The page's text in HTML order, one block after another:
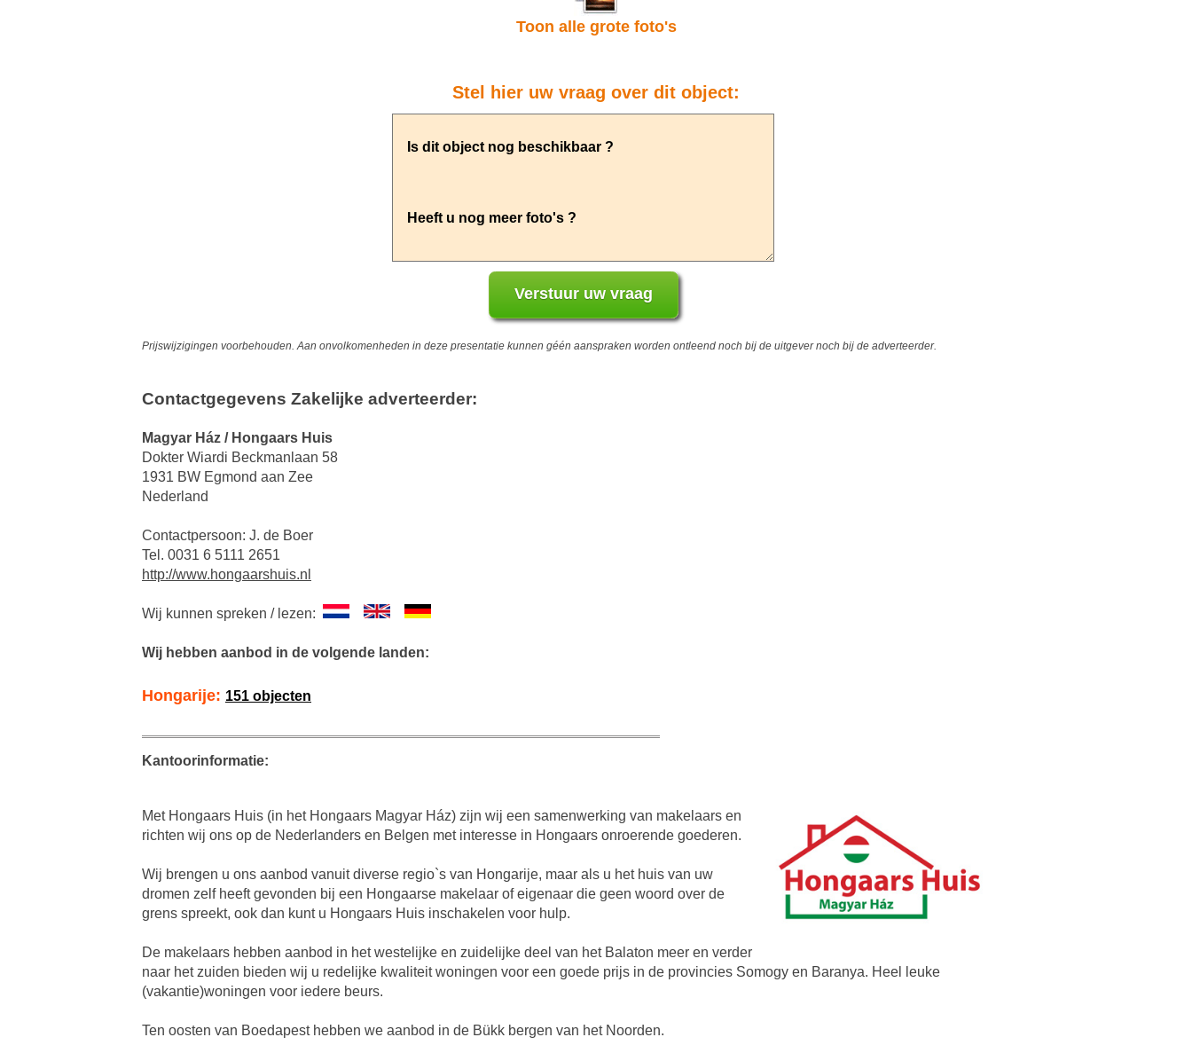
Toon alle grote foto's
Stel hier uw vraag over dit object:
Prijswijzigingen voorbehouden. Aan onvolkomenheden in deze presentatie kunnen géén aanspraken worden ontleend noch bij de uitgever noch bij de adverteerder.
Contactgegevens Zakelijke adverteerder:
Magyar Ház / Hongaars Huis
Dokter Wiardi Beckmanlaan 58
1931 BW Egmond aan Zee
Nederland
Contactpersoon: J. de Boer
Tel. 0031 6 5111 2651
http://www.hongaarshuis.nl
Wij kunnen spreken / lezen:
Wij hebben aanbod in de volgende landen:
Hongarije: 151 objecten
Kantoorinformatie:
Met Hongaars Huis (in het Hongaars Magyar Ház) zijn wij een samenwerking van makelaars en
richten wij ons op de Nederlanders en Belgen met interesse in Hongaars onroerende goederen.
Wij brengen u ons aanbod vanuit diverse regio`s van Hongarije, maar als u het huis van uw
dromen zelf heeft gevonden bij een Hongaarse makelaar of eigenaar die geen woord over de
grens spreekt, ook dan kunt u Hongaars Huis inschakelen voor hulp.
De makelaars hebben aanbod in het westelijke en zuidelijke deel van het Balaton meer en verder
naar het zuiden bieden wij u redelijke kwaliteit woningen voor een goede prijs in de provincies Somogy en Baranya. Heel leuke
(vakantie)woningen voor iedere beurs.
Ten oosten van Boedapest hebben we aanbod in de Bükk bergen van het Noorden.